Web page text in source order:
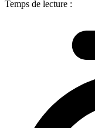
Temps de lecture :